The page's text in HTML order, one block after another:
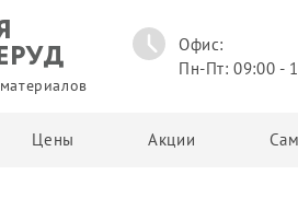
Офис:
Пн-Пт: 09:00 -
Цены Акции